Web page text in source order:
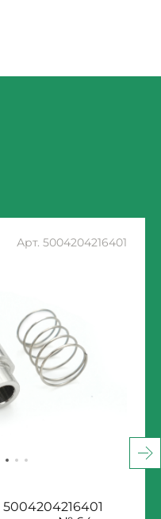
Арт. 5004204216401